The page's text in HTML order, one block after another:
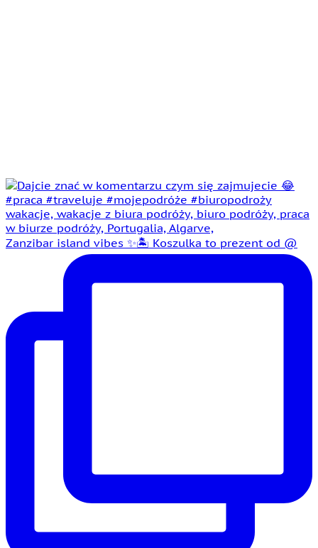
Zanzibar island vibes ✨🏝️ Koszulka to prezent od @